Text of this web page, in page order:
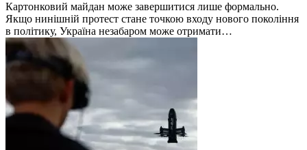
Картонковий майдан може завершитися лише формально.
Якщо нинішній протест стане точкою входу нового покоління
в політику, Україна незабаром може отримати…